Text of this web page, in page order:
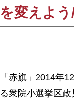
を変えよ
「赤旗」2014年
る衆院小選挙区